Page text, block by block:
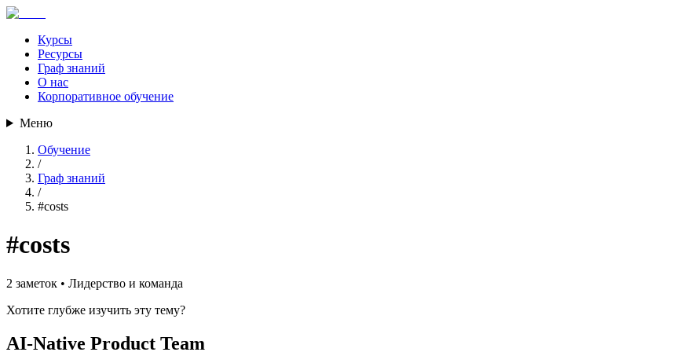
Курсы
Ресурсы
Граф знаний
О нас
Корпоративное обучение
Меню
Обучение
/
Граф знаний
/
#costs
#costs
2 заметок • Лидерство и команда
Хотите глубже изучить эту тему?
AI-Native Product Team